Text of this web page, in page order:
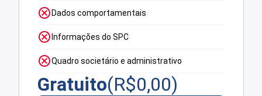
Dados comportamentais
Informações do SPC
Quadro societário e administrativo
Gratuito(R$0,00)